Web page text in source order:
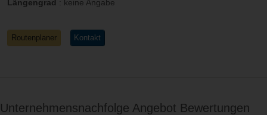
Längengrad : keine Angabe
Routenplaner Kontakt
Unternehmensnachfolge Angebot Bewertungen